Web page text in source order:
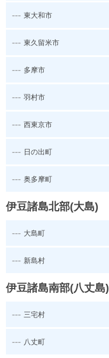
--- 東大和市
--- 東久留米市
--- 多摩市
--- 羽村市
--- 西東京市
--- 日の出町
--- 奥多摩町
伊豆諸島北部(大島)
--- 大島町
--- 新島村
伊豆諸島南部(八丈島)
--- 三宅村
--- 八丈町